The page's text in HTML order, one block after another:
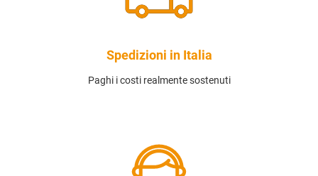
Spedizioni in Italia
Paghi i costi realmente sostenuti